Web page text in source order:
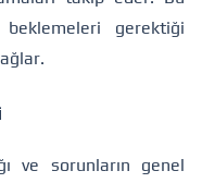
gerektiği
ve sorunların genel